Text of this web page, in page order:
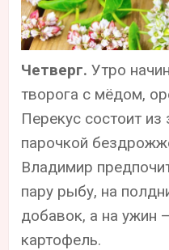
Четверг. Утро
творога с мёдом,
Перекус состоит из
парочкой
Владимир
пару рыбу, на
добавок, а на ужин
картофель.